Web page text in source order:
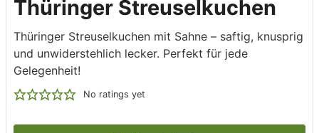
Thüringer Streuselkuchen
Thüringer Streuselkuchen mit Sahne – saftig, knusprig
und unwiderstehlich lecker. Perfekt für jede
Gelegenheit!
No ratings yet